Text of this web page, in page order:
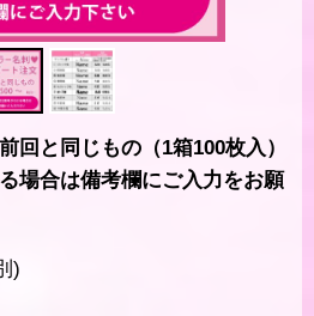
回と同じもの（1箱100枚入）
場合は備考欄にご入力をお願
)